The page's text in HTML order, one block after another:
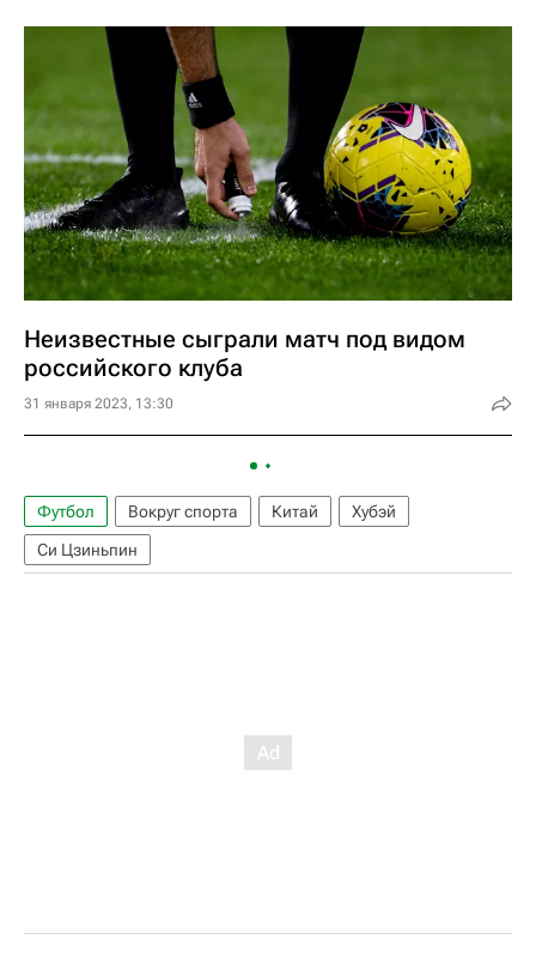
Неизвестные сыграли матч под видом
российского клуба
31 января 2023, 13:30
Футбол Вокруг спорта Китай
Хубэй
Си Цзиньпин